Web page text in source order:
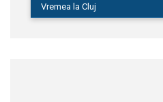
Vremea la Cluj